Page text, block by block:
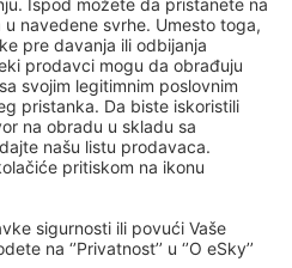
druge kriterijume